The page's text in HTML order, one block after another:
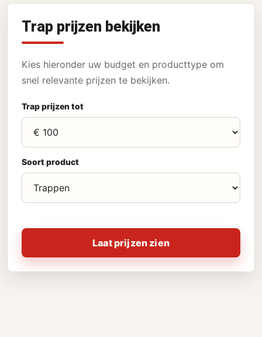
Trap prijzen bekijken
Kies hieronder uw budget en producttype om
snel relevante prijzen te bekijken.
Trap prijzen tot
Soort product